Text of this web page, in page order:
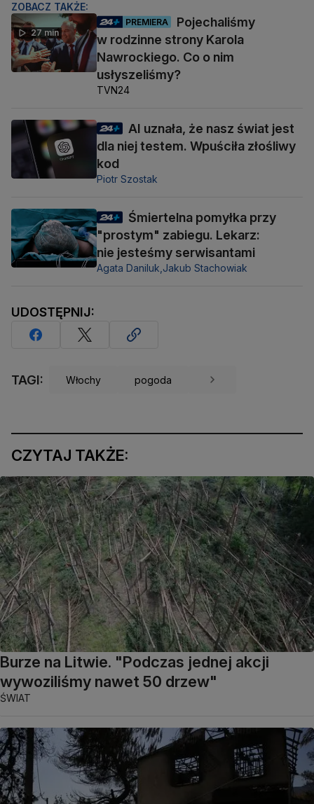
ZOBACZ TAKŻE:
27 min
PREMIERA
Pojechaliśmy
w rodzinne strony Karola
Nawrockiego. Co o nim
usłyszeliśmy?
TVN24
AI uznała, że nasz świat jest
dla niej testem. Wpuściła złośliwy
kod
Piotr Szostak
Śmiertelna pomyłka przy
"prostym" zabiegu. Lekarz:
nie jesteśmy serwisantami
Agata Daniluk, Jakub Stachowiak
UDOSTĘPNIJ:
TAGI: Włochy pogoda
CZYTAJ TAKŻE:
Burze na Litwie. "Podczas jednej akcji
wywoziliśmy nawet 50 drzew"
ŚWIAT